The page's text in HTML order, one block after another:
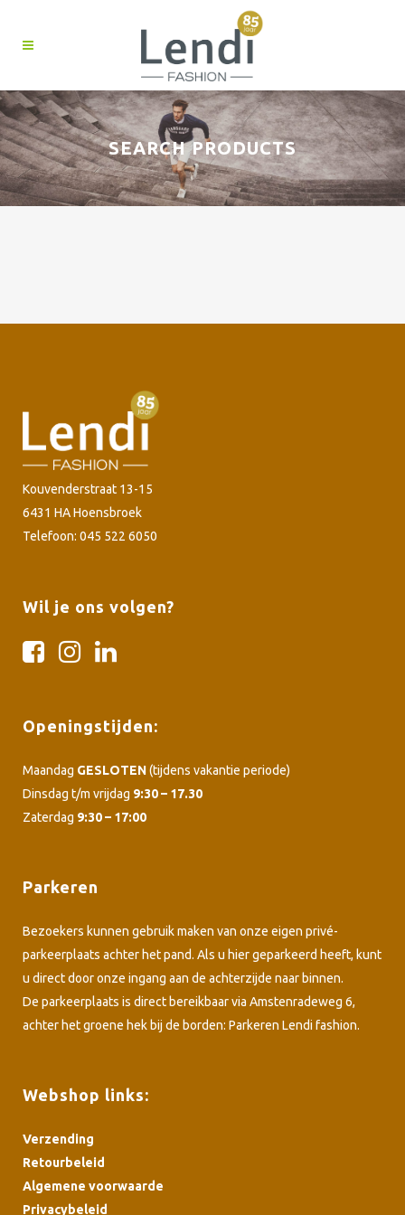
SEARCH PRODUCTS
Kouvenderstraat 13-15
6431 HA Hoensbroek
Telefoon: 045 522 6050
Wil je ons volgen?
Openingstijden:
Maandag GESLOTEN(tijdens vakantie periode)
Dinsdag t/m vrijdag 9:30 – 17.30
Zaterdag 9:30 – 17:00
Parkeren
Bezoekers kunnen gebruik maken van onze eigen privé-
parkeerplaats achter het pand. Als u hier geparkeerd heeft, kunt
u direct door onze ingang aan de achterzijde naar binnen.
De parkeerplaats is direct bereikbaar via Amstenradeweg 6,
achter het groene hek bij de borden: Parkeren Lendi fashion.
Webshop links:
Verzending
Retourbeleid
Algemene voorwaarde
Privacybeleid